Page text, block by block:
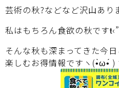
私はもちろん食欲の秋です
そんな秋も深まってきた今
楽しむお得情報ですヽ(•̀ω•́ )